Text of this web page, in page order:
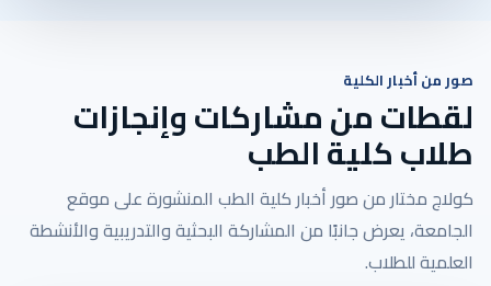
صور من أخبار الكلية
لقطات من مشاركات وإنجازات
طلاب كلية الطب
كولاج مختار من صور أخبار كلية الطب المنشورة على موقع
الجامعة، يعرض جانبًا من المشاركة البحثية والتدريبية والأنشطة
العلمية للطلاب.